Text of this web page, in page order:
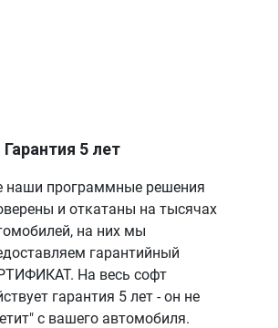
Гарантия 5 лет
наши программные решения
и откатаны на тысячах
на них мы
гарантийный
На весь софт
гарантия 5 лет - он не
с вашего автомобиля.